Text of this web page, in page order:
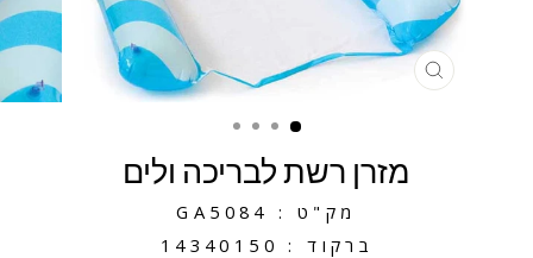
מזרן רשת לבריכה ולים
מק"ט : GA5084
ברקוד : 14340150
סגירה